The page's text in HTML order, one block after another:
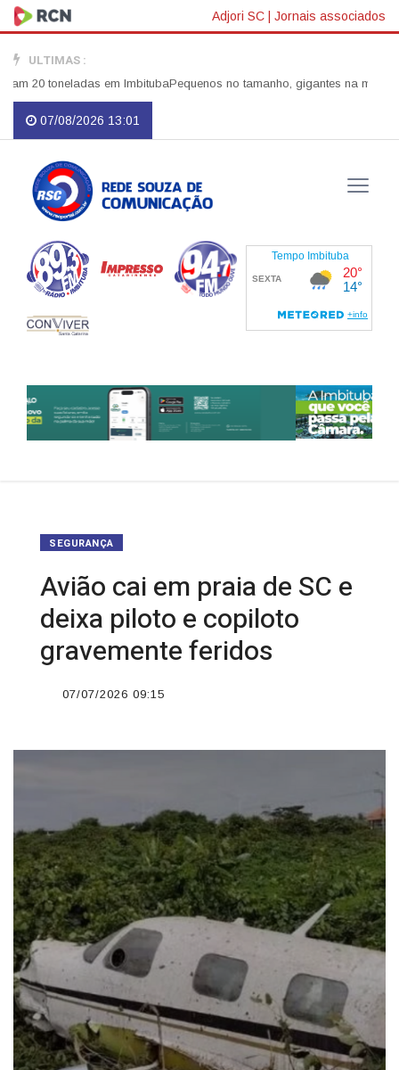
Adjori SC | Jornais associados
ULTIMAS :
toneladas em ImbitubaPequenos no tamanho, gigantes na missão:
07/08/2026 13:01
SEGURANÇA
Avião cai em praia de SC e
deixa piloto e copiloto
gravemente feridos
07/07/2026 09:15